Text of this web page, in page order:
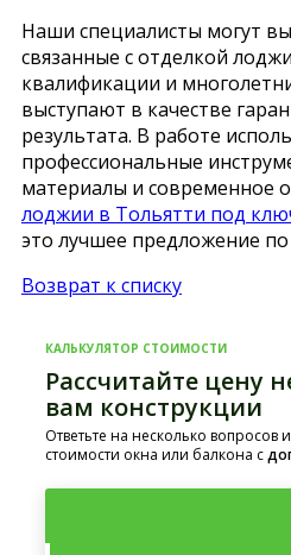
Наши специалисты могут
связанные с отделкой
квалификации и
выступают в качестве
результата. В работе
профессиональные
материалы и современное
лоджии в Тольятти под
это лучшее предложение
Возврат к списку
КАЛЬКУЛЯТОР СТОИМОСТИ
Рассчитайте цену
вам конструкции
Ответьте на несколько вопросов
стоимости окна или балкона с